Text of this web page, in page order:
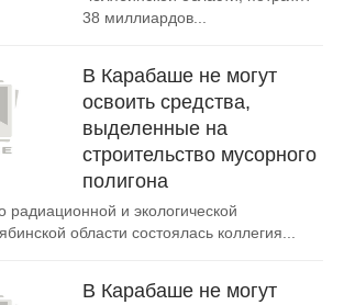
38 миллиардов...
В Карабаше не могут
освоить средства,
выделенные на
строительство мусорного
полигона
радиационной и экологической
области состоялась коллегия...
В Карабаше не могут